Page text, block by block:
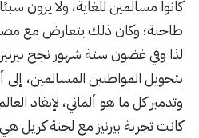
كانوا مسالمين للغاية، ولا يرون
طاحنة؛ وكان ذلك يتعارض مع
لذا وفي غضون ستة شهور نجح
بتحويل المواطنين المسالمين،
وتدمير كل ما هو ألماني، لإنقاذ
كانت تجربة بيرنيز مع لجنة كريل